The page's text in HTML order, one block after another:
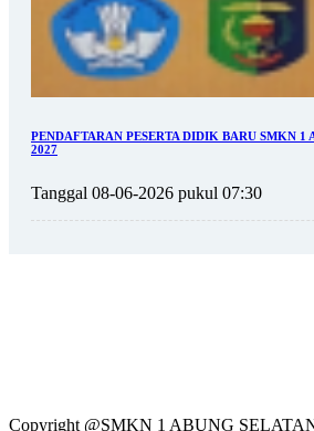
PENDAFTARAN PESERTA DIDIK BARU SMKN 1
2027
Tanggal 08-06-2026 pukul 07:30
Copyright @SMKN 1 ABUNG